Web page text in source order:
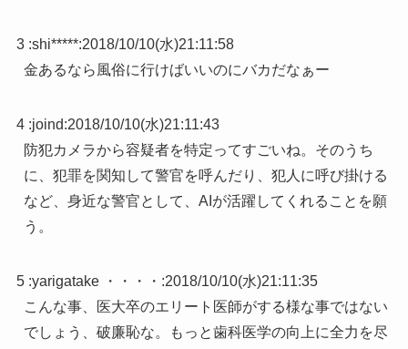
3 :shi*****:2018/10/10(水)21:11:58
金あるなら風俗に行けばいいのにバカだなぁー
4 :joind:2018/10/10(水)21:11:43
防犯カメラから容疑者を特定ってすごいね。そのうち
に、犯罪を関知して警官を呼んだり、犯人に呼び掛ける
など、身近な警官として、AIが活躍してくれることを願
う。
5 :yarigatake ・・・・ :2018/10/10(水)21:11:35
こんな事、医大卒のエリート医師がする様な事ではない
でしょう、破廉恥な。もっと歯科医学の向上に全力を尽